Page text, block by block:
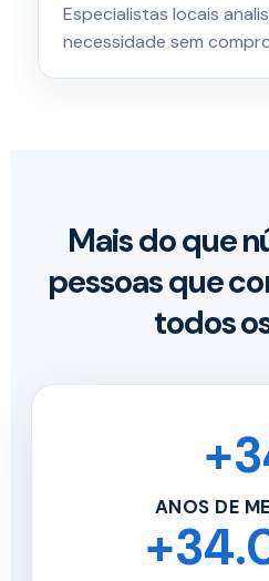
Especialistas locais
necessidade sem
Mais do que
pessoas que
todos
ANOS DE